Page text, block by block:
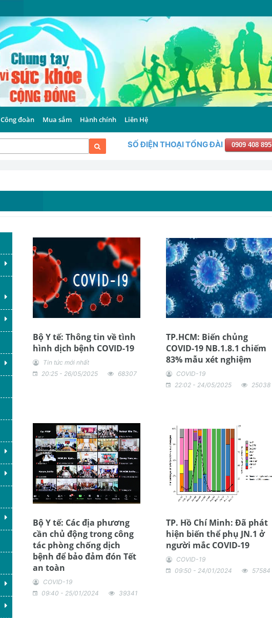
Công đoàn Mua sắm Hành chính Liên Hệ
SỐ ĐIỆN THOẠI TỔNG ĐÀI 0909 408 895
Bộ Y tế: Thông tin về tình
hình dịch bệnh COVID-19
Tin tức mới nhất
20:25 - 26/05/2025
68307
TP.HCM: Biến chủng
COVID-19 NB.1.8.1 chiếm
83% mẫu xét nghiệm
COVID-19
22:02 - 24/05/2025
25038
Bộ Y tế: Các địa phương
cần chủ động trong công
tác phòng chống dịch
bệnh để bảo đảm đón Tết
an toàn
COVID-19
09:40 - 25/01/2024
39341
TP. Hồ Chí Minh: Đã phát
hiện biến thể phụ JN.1 ở
người mắc COVID-19
COVID-19
09:50 - 24/01/2024
57584